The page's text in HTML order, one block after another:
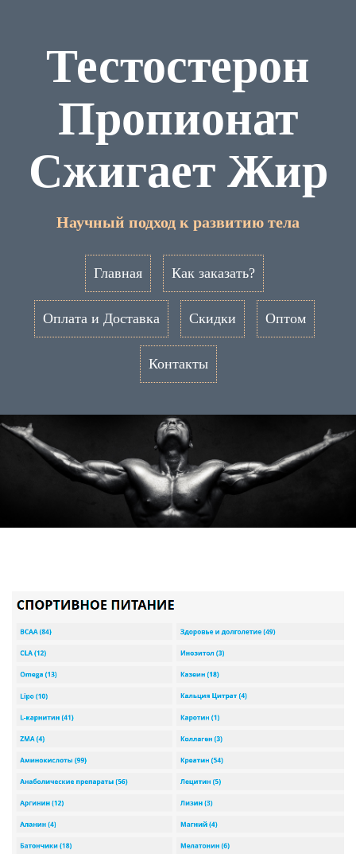
Тестостерон
Пропионат
Сжигает Жир
Научный подход к развитию тела
Главная Как заказать?
Оплата и Доставка Скидки Оптом
Контакты